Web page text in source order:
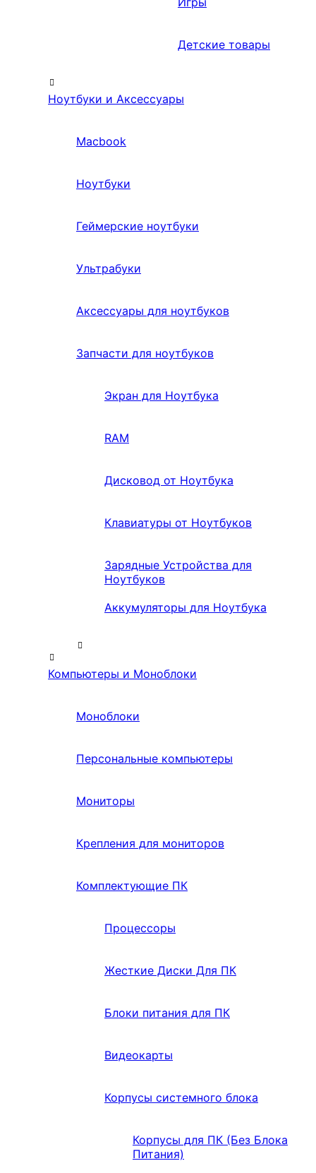
Детские товары
Ноутбуки и Аксессуары
Macbook
Ноутбуки
Геймерские ноутбуки
Ультрабуки
Аксессуары для ноутбуков
Запчасти для ноутбуков
Экран для Ноутбука
RAM
Дисковод от Ноутбука
Клавиатуры от Ноутбуков
Зарядные Устройства для
Ноутбуков
Аккумуляторы для Ноутбука
Компьютеры и Моноблоки
Моноблоки
Персональные компьютеры
Мониторы
Крепления для мониторов
Комплектующие ПК
Процессоры
Жесткие Диски Для ПК
Блоки питания для ПК
Видеокарты
Корпусы системного блока
Корпусы для ПК (Без Блока
Питания)